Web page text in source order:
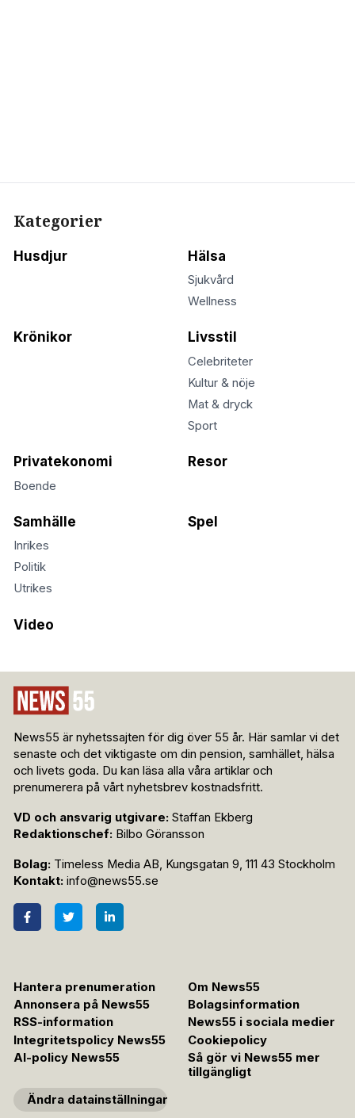
Kategorier
Husdjur Hälsa
Sjukvård
Wellness
Krönikor Livsstil
Celebriteter
Kultur & nöje
Mat & dryck
Sport
Privatekonomi
Boende
Resor
Samhälle
Inrikes
Politik
Utrikes
Spel
Video
News55 är nyhetssajten för dig över 55 år. Här samlar vi det
senaste och det viktigaste om din pension, samhället, hälsa
och livets goda. Du kan läsa alla våra artiklar och
prenumerera på vårt nyhetsbrev kostnadsfritt.
VD och ansvarig utgivare: Staffan Ekberg
Redaktionschef: Bilbo Göransson
Bolag: Timeless Media AB, Kungsgatan 9, 111 43 Stockholm
Kontakt: info@news55.se
Hantera prenumeration
Om News55
Annonsera på News55
Bolagsinformation
RSS-information
News55 i sociala medier
Integritetspolicy News55
Cookiepolicy
AI-policy News55
Så gör vi News55 mer
tillgängligt
Ändra datainställningar